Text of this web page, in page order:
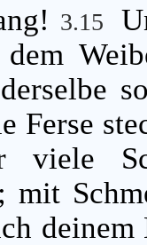
3.15
derselbe
Ferse
mit
deinem